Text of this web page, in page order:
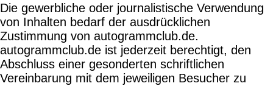
Die gewerbliche oder journalistische Verwendung
von Inhalten bedarf der ausdrücklichen
Zustimmung von autogrammclub.de.
autogrammclub.de ist jederzeit berechtigt, den
Abschluss einer gesonderten schriftlichen
Vereinbarung mit dem jeweiligen Besucher zu